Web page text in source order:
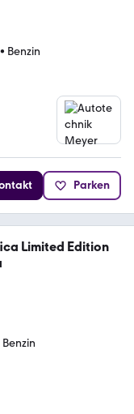
• Benzin
Parken
Limited Edition
Benzin